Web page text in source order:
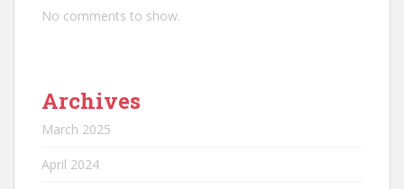
No comments to show.
Archives
March 2025
April 2024